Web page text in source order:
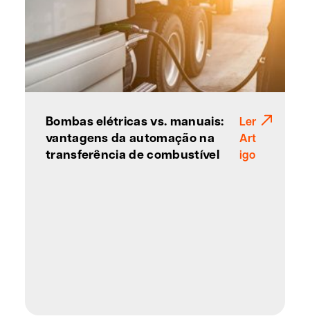
Bombas elétricas vs. manuais:
vantagens da automação na
transferência de combustível
Ler
Art
igo